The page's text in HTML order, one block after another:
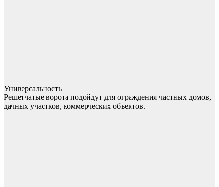
Универсальность
Решетчатые ворота подойдут для ограждения частных домов,
дачных участков, коммерческих объектов.